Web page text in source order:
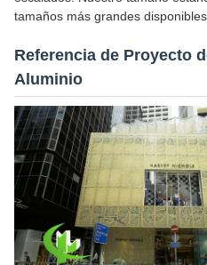
tamaños más grandes
Referencia de Proyecto
Aluminio